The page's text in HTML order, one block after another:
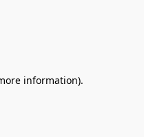
information).